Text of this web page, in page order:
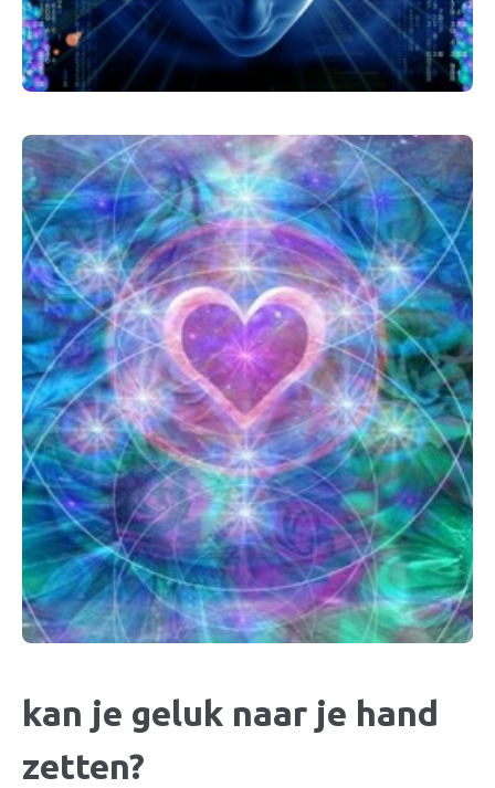
kan je geluk naar je hand
zetten?